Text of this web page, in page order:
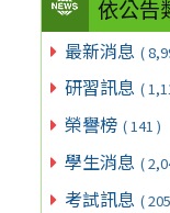
依公告
最新消息 (
研習訊息 (
榮譽榜 ( 141 )
學生消息 (
考試訊息 (